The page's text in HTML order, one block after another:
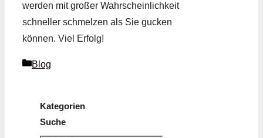
werden mit großer Wahrscheinlichkeit
schneller schmelzen als Sie gucken
können. Viel Erfolg!
Kategorien
Blog
Kategorien
Suche